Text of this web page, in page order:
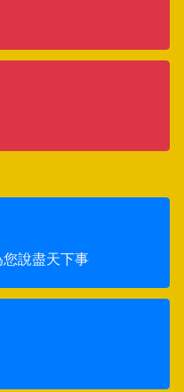
說盡天下事